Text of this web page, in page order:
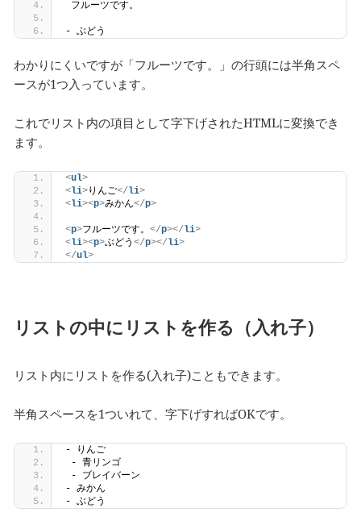
フルーツです。
- ぶどう
わかりにくいですが「フルーツです。」の行頭には半角スペ
ースが1つ入っています。
これでリスト内の項目として字下げされたHTMLに変換でき
ます。
<ul>
<li>りんご</li>
<li><p>みかん</p>
<p>フルーツです。 </p></li>
<li><p>ぶどう </p></li>
</ul>
リストの中にリストを作る（入れ子）
リスト内にリストを作る(入れ子)こともできます。
半角スペースを1ついれて、字下げすればOKです。
- りんご
- 青リンゴ
- ブレイバーン
- みかん
- ぶどう